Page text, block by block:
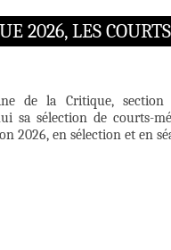
2026, LES
de la Critique,
sa sélection de courts-
2026, en sélection et en